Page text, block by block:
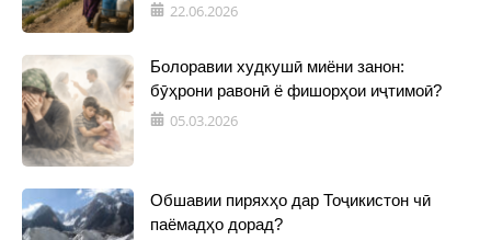
22.06.2026
Болоравии худкушӣ миёни занон:
бӯҳрони равонӣ ё фишорҳои иҷтимоӣ?
05.03.2026
Обшавии пиряхҳо дар Тоҷикистон чӣ
паёмадҳо дорад?